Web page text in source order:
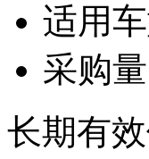
适用车
采购量
长期有效